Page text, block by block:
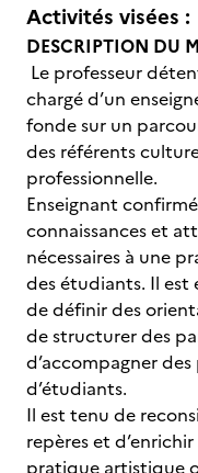
Activités visées :
DESCRIPTION DU
Le professeur
chargé d’un
fonde sur un
des référents
professionnelle.
Enseignant
connaissances et
nécessaires à une
des étudiants. Il est
de définir des
de structurer des
d’accompagner
d’étudiants.
Il est tenu de
repères et
pratique artistique